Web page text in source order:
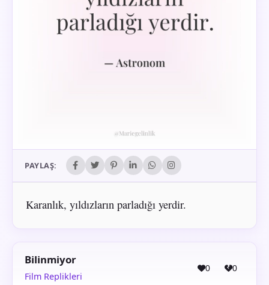
PAYLAŞ:
Karanlık, yıldızların parladığı yerdir.
Bilinmiyor
Film Replikleri
0 0